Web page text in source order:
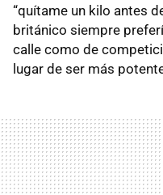
“quítame un kilo antes
británico siempre
calle como de
lugar de ser más